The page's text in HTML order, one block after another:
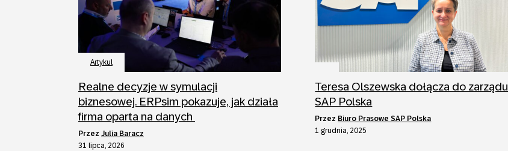
Artykul
Realne decyzje w symulacji
biznesowej. ERPsim pokazuje, jak działa
firma oparta na danych
przez Julia Baracz
31 lipca, 2026
Teresa Olszewska dołącza do zarządu
SAP Polska
przez Biuro Prasowe SAP Polska
1 grudnia, 2025